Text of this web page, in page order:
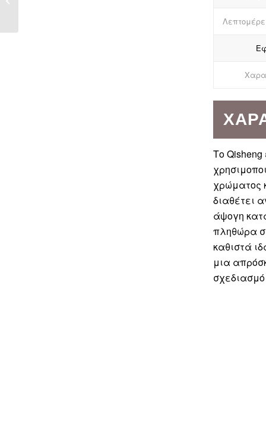
Το Qisheng
χρώματος
διαθέτει
άψογη
πληθώρα
καθιστά
μια